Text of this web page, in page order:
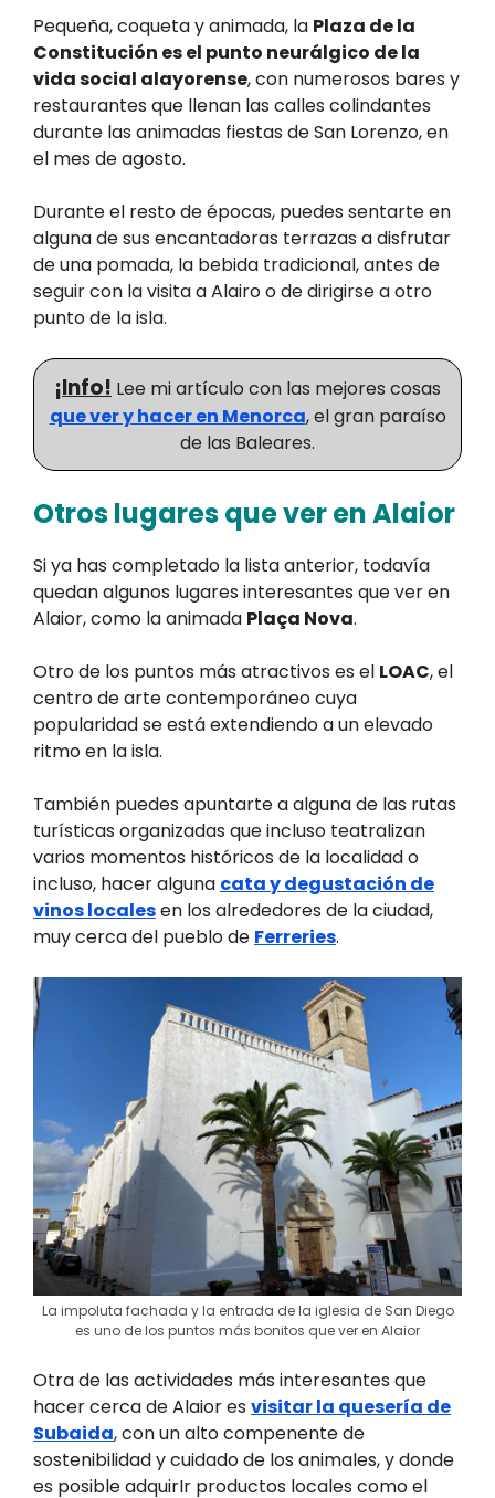
Pequeña, coqueta y animada, la Plaza de la
Constitución es el punto neurálgico de la
vida social alayorense, con numerosos bares y
restaurantes que llenan las calles colindantes
durante las animadas fiestas de San Lorenzo, en
el mes de agosto.
Durante el resto de épocas, puedes sentarte en
alguna de sus encantadoras terrazas a disfrutar
de una pomada, la bebida tradicional, antes de
seguir con la visita a Alairo o de dirigirse a otro
punto de la isla.
¡Info! Lee mi artículo con las mejores cosas
que ver y hacer en Menorca, el gran paraíso
de las Baleares.
Otros lugares que ver en Alaior
Si ya has completado la lista anterior, todavía
quedan algunos lugares interesantes que ver en
Alaior, como la animada Plaça Nova.
Otro de los puntos más atractivos es el LOAC, el
centro de arte contemporáneo cuya
popularidad se está extendiendo a un elevado
ritmo en la isla.
También puedes apuntarte a alguna de las rutas
turísticas organizadas que incluso teatralizan
varios momentos históricos de la localidad o
incluso, hacer alguna cata y degustación de
vinos localesen los alrededores de la ciudad,
muy cerca del pueblo de Ferreries.
La impoluta fachada y la entrada de la iglesia de San Diego
es uno de los puntos más bonitos que ver en Alaior
Otra de las actividades más interesantes que
hacer cerca de Alaior es visitar la quesería de
Subaida, con un alto compenente de
sostenibilidad y cuidado de los animales, y donde
es posible adquirIr productos locales como el